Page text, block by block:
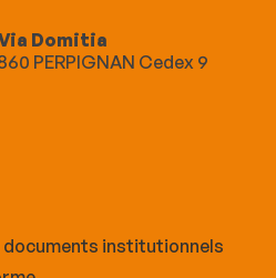
Domitia
PERPIGNAN Cedex 9
institutionnels